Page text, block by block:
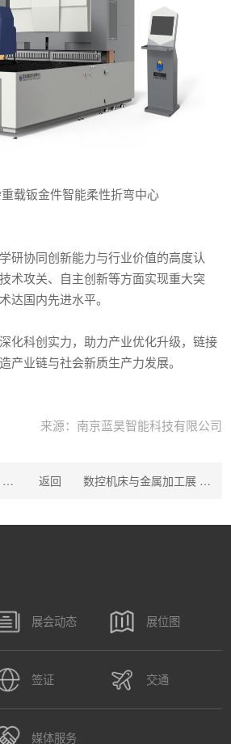
载钣金件智能柔性折弯中心
研协同创新能力与行业价值的高度认
术攻关、自主创新等方面实现重大突
达国内先进水平。
化科创实力，助力产业优化升级，链接
产业链与社会新质生产力发展。
来源：南京蓝昊智能科技有限公司
数控机床与金属加工展 ▏营收143.55亿！华工科技业绩再创新高 返回 数控机床与金属加工展 ▏海目星激光：再添殊荣！海目星荣膺第十一届红帆奖“年度制造百强企业”
展会动态 展位图
签证 交通
媒体服务